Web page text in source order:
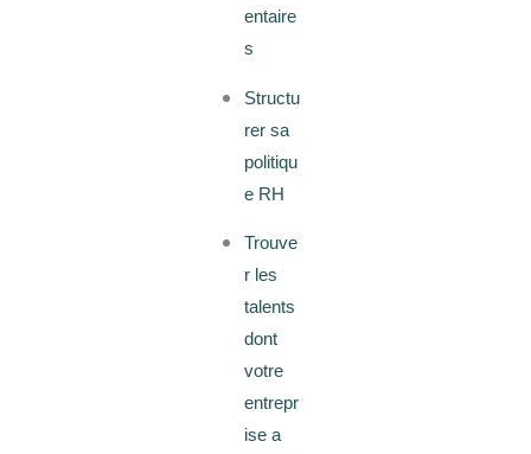
entaire
s
Structu
rer sa
politiqu
e RH
Trouve
r les
talents
dont
votre
entrepr
ise a